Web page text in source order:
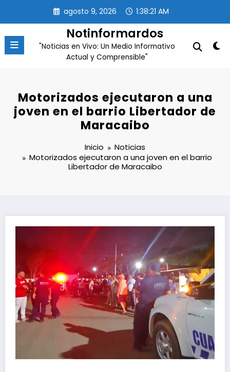
contenido
agosto 9, 2026 1:38:21 AM
Notinformardos
"Noticias en Vivo: Un Medio Informativo
Actual y Comprensible"
Motorizados ejecutaron a una
joven en el barrio Libertador de
Maracaibo
Inicio
Noticias
Motorizados ejecutaron a una joven en el barrio
Libertador de Maracaibo